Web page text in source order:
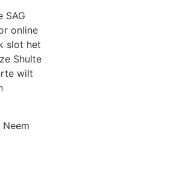
SAG
online
slot het
Shulte
wilt